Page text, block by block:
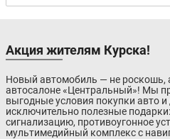
Акция жителям Курска!
Новый автомобиль — не роскошь,
автосалоне «Центральный»! Мы
выгодные условия покупки авто
исключительно полезные
сигнализацию, противоугонное
мультимедийный комплекс с